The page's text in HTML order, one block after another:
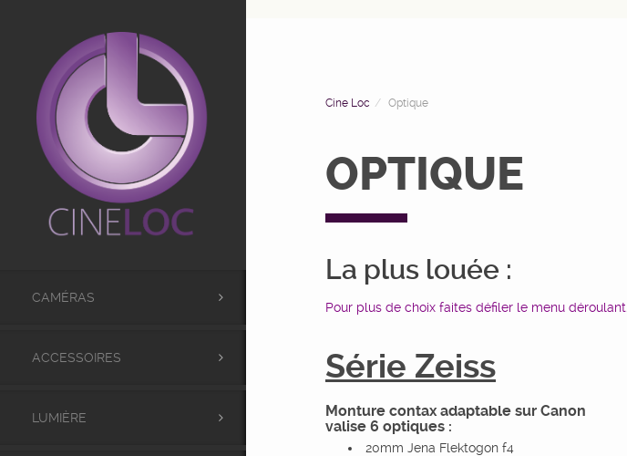
CAMÉRAS
ACCESSOIRES
LUMIÈRE
Cine Loc Optique
OPTIQUE
La plus louée :
Pour plus de choix faites défiler le menu déroulant.
Série Zeiss
Monture contax adaptable sur Canon
valise 6 optiques :
20mm Jena Flektogon f4